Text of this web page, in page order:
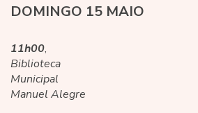
DOMINGO 15 MAIO
11h00,
Biblioteca
Municipal
Manuel Alegre